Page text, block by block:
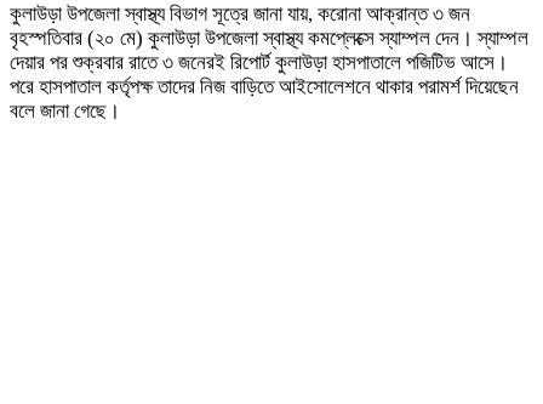
কুলাউড়া উপজেলা স্বাস্থ্য বিভাগ সূত্রে জানা যায়, করোনা আক্রান্ত ৩ জন
বৃহস্পতিবার (২০ মে) কুলাউড়া উপজেলা স্বাস্থ্য কমপ্লেক্সে স্যাম্পল দেন। স্যাম্পল
দেয়ার পর শুক্রবার রাতে ৩ জনেরই রিপোর্ট কুলাউড়া হাসপাতালে পজিটিভ আসে।
পরে হাসপাতাল কর্তৃপক্ষ তাদের নিজ বাড়িতে আইসোলেশনে থাকার পরামর্শ দিয়েছেন
বলে জানা গেছে।